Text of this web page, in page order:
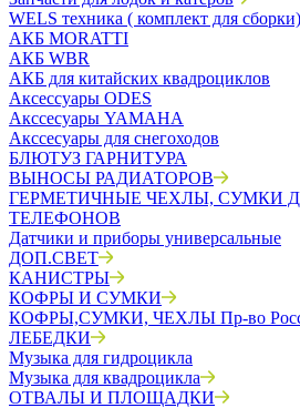
WELS техника ( комплект для сборки)
АКБ MORATTI
АКБ WBR
АКБ для китайских квадроциклов
Аксессуары ODES
Акссесуары YAMAHA
Акссесуары для снегоходов
БЛЮТУЗ ГАРНИТУРА
ВЫНОСЫ РАДИАТОРОВ
ГЕРМЕТИЧНЫЕ ЧЕХЛЫ, СУМКИ
ТЕЛЕФОНОВ
Датчики и приборы универсальные
ДОП.СВЕТ
КАНИСТРЫ
КОФРЫ И СУМКИ
КОФРЫ,СУМКИ, ЧЕХЛЫ Пр-во
ЛЕБЕДКИ
Музыка для гидроцикла
Музыка для квадроцикла
ОТВАЛЫ И ПЛОЩАДКИ